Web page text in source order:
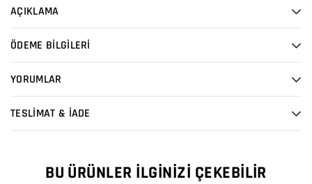
AÇIKLAMA
ÖDEME BİLGİLERİ
YORUMLAR
TESLİMAT & İADE
BU ÜRÜNLER İLGINIZI ÇEKEBILIR